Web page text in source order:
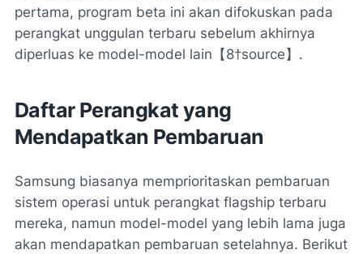
pertama, program beta ini akan difokuskan pada
perangkat unggulan terbaru sebelum akhirnya
diperluas ke model-model lain【8†source】.
Daftar Perangkat yang
Mendapatkan Pembaruan
Samsung biasanya memprioritaskan pembaruan
sistem operasi untuk perangkat flagship terbaru
mereka, namun model-model yang lebih lama juga
akan mendapatkan pembaruan setelahnya. Berikut